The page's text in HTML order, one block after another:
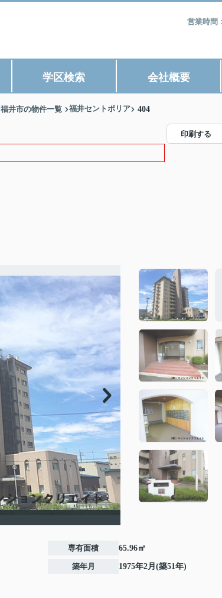
営業時間
学区検索 会社概要
福井市の物件一覧 福井セントポリア 404
印刷する
専有面積 65.96㎡
築年月 1975年2月(築51年)